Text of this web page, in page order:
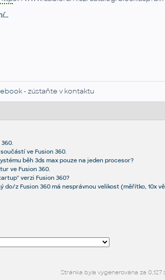
- zústaňte v kontaktu
ve Fusion 360.
běh 3ds max pouze na jeden procesor?
ve Fusion 360.
verzi Fusion 360?
do/z Fusion 360 má nesprávnou velikost (měřítko, 10x
Stránka byla vygenerována za 0,127